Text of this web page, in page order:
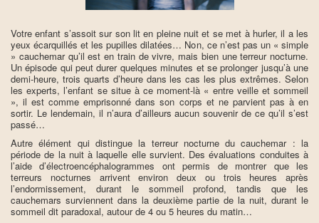
Votre enfant s’assoit sur son lit en pleine nuit et se met à hurler, il a les
yeux écarquillés et les pupilles dilatées… Non, ce n’est pas un « simple
» cauchemar qu’il est en train de vivre, mais bien une terreur nocturne.
Un épisode qui peut durer quelques minutes et se prolonger jusqu’à une
demi-heure, trois quarts d’heure dans les cas les plus extrêmes. Selon
les experts, l’enfant se situe à ce moment-là « entre veille et sommeil
», il est comme emprisonné dans son corps et ne parvient pas à en
sortir. Le lendemain, il n’aura d’ailleurs aucun souvenir de ce qu’il s’est
passé…
Autre élément qui distingue la terreur nocturne du cauchemar : la
période de la nuit à laquelle elle survient. Des évaluations conduites à
l’aide d’électroencéphalogrammes ont permis de montrer que les
terreurs nocturnes arrivent environ deux ou trois heures après
l’endormissement, durant le sommeil profond, tandis que les
cauchemars surviennent dans la deuxième partie de la nuit, durant le
sommeil dit paradoxal, autour de 4 ou 5 heures du matin…